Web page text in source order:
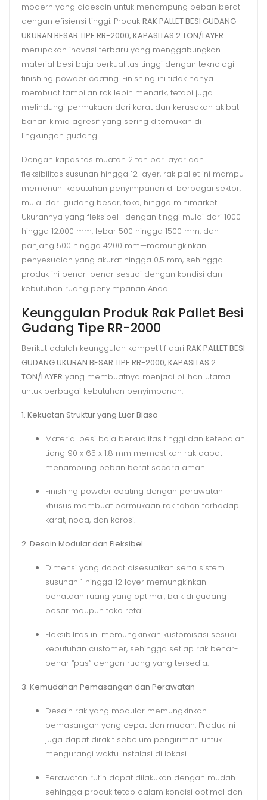
modern yang didesain untuk menampung beban berat
dengan efisiensi tinggi. Produk RAK PALLET BESI GUDANG
UKURAN BESAR TIPE RR-2000, KAPASITAS 2 TON/LAYER
merupakan inovasi terbaru yang menggabungkan
material besi baja berkualitas tinggi dengan teknologi
finishing powder coating. Finishing ini tidak hanya
membuat tampilan rak lebih menarik, tetapi juga
melindungi permukaan dari karat dan kerusakan akibat
bahan kimia agresif yang sering ditemukan di
lingkungan gudang.
Dengan kapasitas muatan 2 ton per layer dan
fleksibilitas susunan hingga 12 layer, rak pallet ini mampu
memenuhi kebutuhan penyimpanan di berbagai sektor,
mulai dari gudang besar, toko, hingga minimarket.
Ukurannya yang fleksibel—dengan tinggi mulai dari 1000
hingga 12.000 mm, lebar 500 hingga 1500 mm, dan
panjang 500 hingga 4200 mm—memungkinkan
penyesuaian yang akurat hingga 0,5 mm, sehingga
produk ini benar-benar sesuai dengan kondisi dan
kebutuhan ruang penyimpanan Anda.
Keunggulan Produk Rak Pallet Besi
Gudang Tipe RR-2000
Berikut adalah keunggulan kompetitif dari RAK PALLET BESI
GUDANG UKURAN BESAR TIPE RR-2000, KAPASITAS 2
TON/LAYER yang membuatnya menjadi pilihan utama
untuk berbagai kebutuhan penyimpanan:
1. Kekuatan Struktur yang Luar Biasa
Material besi baja berkualitas tinggi dan ketebalan
tiang 90 x 65 x 1,8 mm memastikan rak dapat
menampung beban berat secara aman.
Finishing powder coating dengan perawatan
khusus membuat permukaan rak tahan terhadap
karat, noda, dan korosi.
2. Desain Modular dan Fleksibel
Dimensi yang dapat disesuaikan serta sistem
susunan 1 hingga 12 layer memungkinkan
penataan ruang yang optimal, baik di gudang
besar maupun toko retail.
Fleksibilitas ini memungkinkan kustomisasi sesuai
kebutuhan customer, sehingga setiap rak benar-
benar “pas” dengan ruang yang tersedia.
3. Kemudahan Pemasangan dan Perawatan
Desain rak yang modular memungkinkan
pemasangan yang cepat dan mudah. Produk ini
juga dapat dirakit sebelum pengiriman untuk
mengurangi waktu instalasi di lokasi.
Perawatan rutin dapat dilakukan dengan mudah
sehingga produk tetap dalam kondisi optimal dan